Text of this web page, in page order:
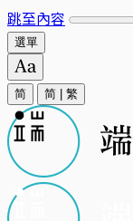
跳至內容
選單
简 简 繁